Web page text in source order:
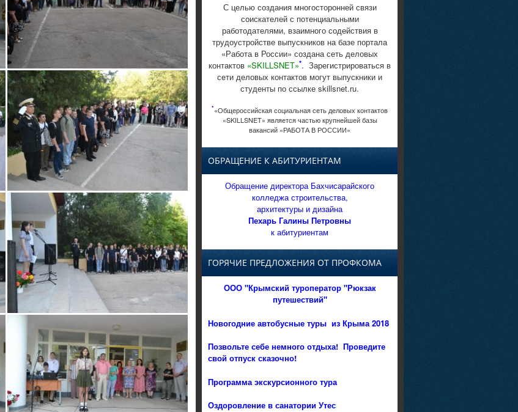
С целью создания многосторонней связи
соискателей с потенциальными
работодателями, взаимного содействия в
трудоустройстве выпускников на базе портала
«Работа в России» создана сеть деловых
контактов «SKILLSNET»*. Зарегистрироваться в
сети деловых контактов могут выпускники и
студенты по ссылке skillsnet.ru.
*«Общероссийская социальная сеть деловых контактов
«SKILLSNET» является частью крупнейшей базы
вакансий «РАБОТА В РОССИИ»
ОБРАЩЕНИЕ К АБИТУРИЕНТАМ
Обращение директора Бахчисарайского
колледжа строительства,
архитектуры и дизайна
Пехарь Галины Петровны
к абитуриентам
ГОРЯЧИЕ ПРЕДЛОЖЕНИЯ ОТ ПРОФКОМА
ООО "Крымский туроператор "Рюкзак
путешествий"
Новогодние автобусные туры из Крыма 2018
Позвольте себе немного отдыха! Проведите
свой отпуск сказочно!
Программа экскурсионного тура
Оздоровление в санатории Утес